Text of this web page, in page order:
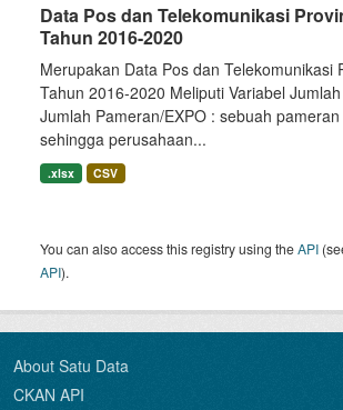
Data Pos dan Telekomunikasi
Tahun 2016-2020
Merupakan Data Pos dan Telekomunikasi
Tahun 2016-2020 Meliputi Variabel
Jumlah Pameran/EXPO : sebuah
sehingga perusahaan...
.xlsx CSV
You can also access this registry using theAPI
API).
About Satu Data
CKAN API